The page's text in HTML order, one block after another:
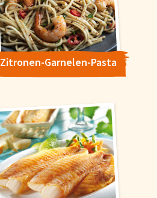
Zitronen-Garnelen-Pasta